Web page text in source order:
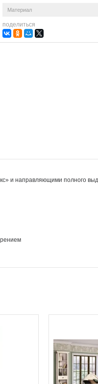
Материал
поделиться
и направляющими полного